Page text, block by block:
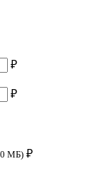
₽
₽
МБ) ₽